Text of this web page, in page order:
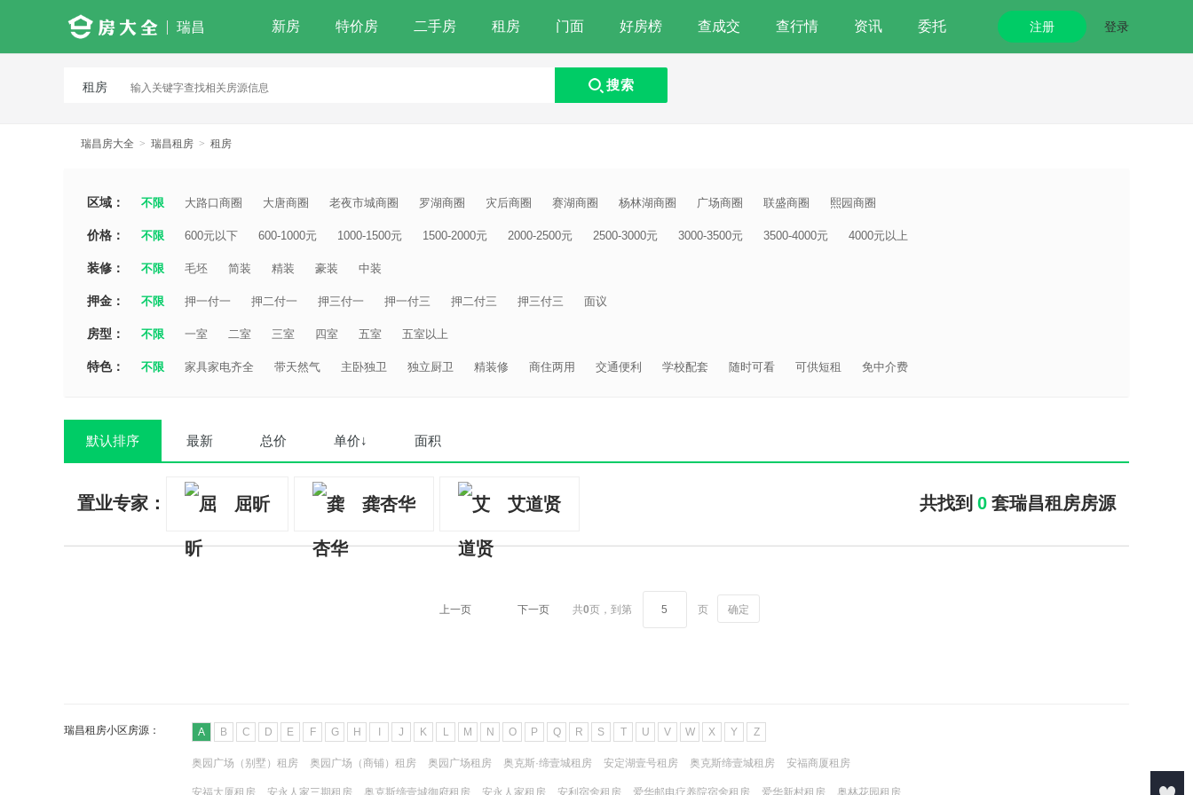
瑞昌 新房 特价房 二手房 租房 门面 好房榜 查成交 查行情 资讯 委托 注册 登录
租房 搜索
瑞昌房大全 > 瑞昌租房 > 租房
区域： 不限 大路口商圈 大唐商圈 老夜市城商圈 罗湖商圈 灾后商圈 赛湖商圈 杨林湖商圈 广场商圈 联盛商圈 熙园商圈
价格： 不限 600元以下 600-1000元 1000-1500元 1500-2000元 2000-2500元 2500-3000元 3000-3500元 3500-4000元 4000元以上
装修： 不限 毛坯 简装 精装 豪装 中装
押金： 不限 押一付一 押二付一 押三付一 押一付三 押二付三 押三付三 面议
房型： 不限 一室 二室 三室 四室 五室 五室以上
特色： 不限 家具家电齐全 带天然气 主卧独卫 独立厨卫 精装修 商住两用 交通便利 学校配套 随时可看 可供短租 免中介费
默认排序 最新 总价 单价↓ 面积
置业专家： 屈昕 龚杏华 艾道贤 共找到 0 套瑞昌租房房源
上一页 下一页 共0页， 到第 页 确定
瑞昌租房小区房源： A B C D E F G H J K L M N O P Q R S T U V W X Y Z
奥园广场（别墅）租房 奥园广场（商铺）租房 奥园广场租房 奥克斯·缔壹城租房 安定湖壹号租房 奥克斯缔壹城租房 安福商厦租房
安福大厦租房 安永人家三期租房 奥克斯缔壹城御府租房 安永人家租房 安利宿舍租房 爱华邮电疗养院宿舍租房 爱华新村租房 奥林花园租房